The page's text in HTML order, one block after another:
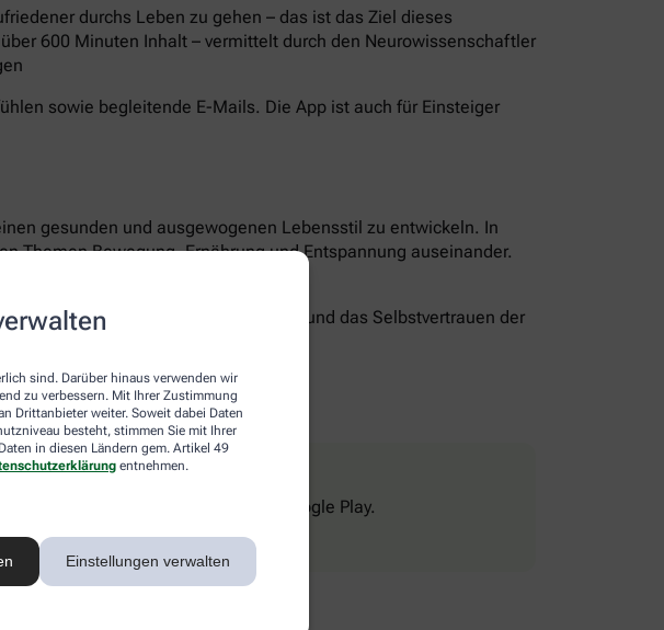
sind. Darüber hinaus verwenden wir
zu verbessern. Mit Ihrer Zustimmung
Drittanbieter weiter. Soweit dabei Daten
besteht, stimmen Sie mit Ihrer
in diesen Ländern gem. Artikel 49
entnehmen.
Einstellungen verwalten
durchs Leben zu gehen – das ist das Ziel dieses
600 Minuten Inhalt – vermittelt durch den Neurowissenschaftler
sowie begleitende E-Mails. Die App ist auch für Einsteiger
gesunden und ausgewogenen Lebensstil zu entwickeln. In
Themen Bewegung, Ernährung und Entspannung auseinander.
Eigenverantwortung und das Selbstvertrauen der
App gibt’s im App Store und bei Google Play.